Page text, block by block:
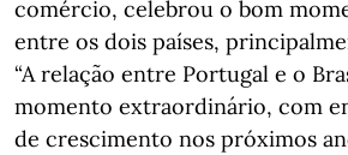
comércio, celebrou o bom
entre os dois países,
“A relação entre Portugal e o
momento extraordinário, com
de crescimento nos próximos